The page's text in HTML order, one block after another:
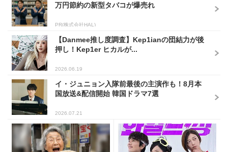
万円節約の新型タバコが爆売れ
PR(株式会社HAL)
【Danmee推し度調査】Kep1ianの団結力が後
押し！Kep1er ヒカルが...
2026.06.19
イ・ジュニョン入隊前最後の主演作も！8月本
国放送&配信開始 韓国ドラマ7選
2026.07.21